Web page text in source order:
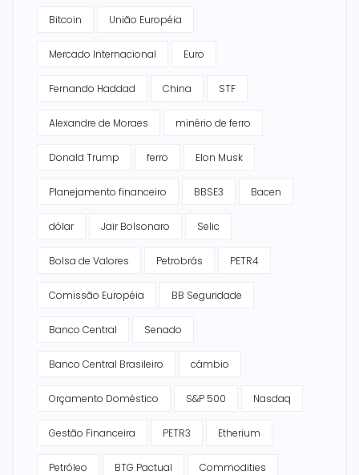
Bitcoin União Européia
Mercado Internacional Euro
Fernando Haddad China STF
Alexandre de Moraes minério de ferro
Donald Trump ferro Elon Musk
Planejamento financeiro BBSE3 Bacen
dólar Jair Bolsonaro Selic
Bolsa de Valores Petrobrás PETR4
Comissão Européia BB Seguridade
Banco Central Senado
Banco Central Brasileiro câmbio
Orçamento Doméstico S&P 500 Nasdaq
Gestão Financeira PETR3 Etherium
Petróleo BTG Pactual Commodities